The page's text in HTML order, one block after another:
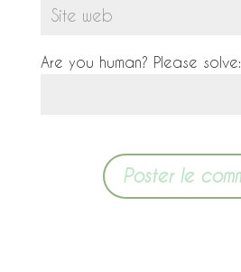
Are you human? Please solve: